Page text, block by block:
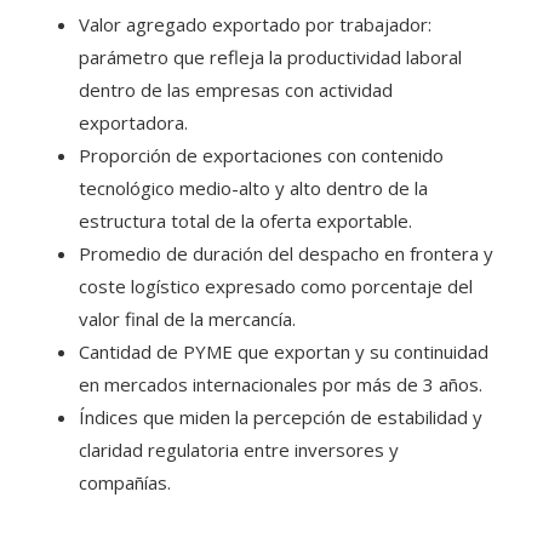
Valor agregado exportado por trabajador:
parámetro que refleja la productividad laboral
dentro de las empresas con actividad
exportadora.
Proporción de exportaciones con contenido
tecnológico medio-alto y alto dentro de la
estructura total de la oferta exportable.
Promedio de duración del despacho en frontera y
coste logístico expresado como porcentaje del
valor final de la mercancía.
Cantidad de PYME que exportan y su continuidad
en mercados internacionales por más de 3 años.
Índices que miden la percepción de estabilidad y
claridad regulatoria entre inversores y
compañías.